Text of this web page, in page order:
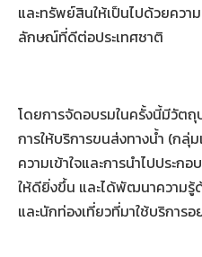
และทรัพย์สินให้เป็นไปด้วยคว
ลักษณ์ที่ดีต่อประเทศชาติ
โดยการจัดอบรมในครั้งนี้มีวัตถุ
การให้บริการขนส่งทางน้ำ (กลุ่
ความเข้าใจและการนำไปประ
ให้ดียิ่งขึ้น และได้พัฒนาความรู้
และนักท่องเที่ยวที่มาใช้บริการ